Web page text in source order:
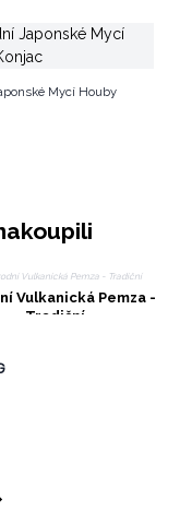
Mycí Houby
Vulkanická Pemza -
Tradiční